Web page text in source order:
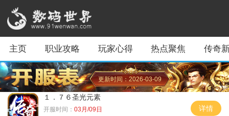
主页 职业攻略 玩家心得 热点聚焦 传奇
更新时间：2026-03-09
１．７６圣光元素
开服时间： 03月/09日
详情